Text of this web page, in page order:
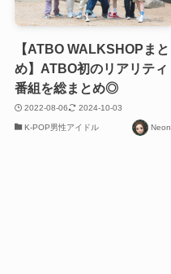
【ATBO WALKSHOPまと
め】ATBO初のリアリティ
番組を総まとめ◎
2022-08-06 2024-10-03
K-POP男性アイドル Neon